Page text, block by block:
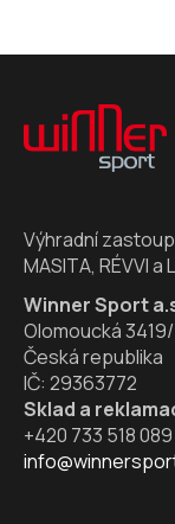
Výhradní
MASITA, RÉVVI a
Winner Sport
Olomoucká 3419/
Česká republika
IČ: 29363772
Sklad a
+420 733 518 089